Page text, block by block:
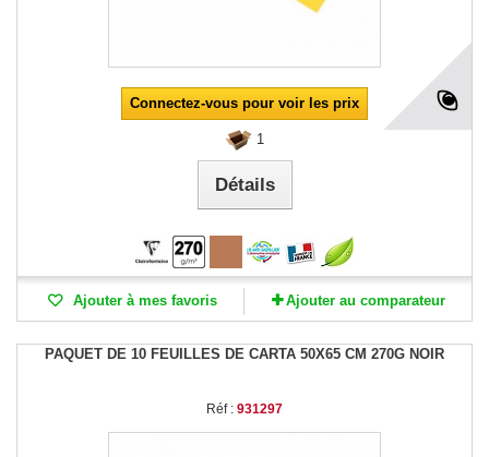
Connectez-vous pour voir les prix
1
Détails
Ajouter à mes favoris Ajouter au comparateur
PAQUET DE 10 FEUILLES DE CARTA 50X65 CM 270G NOIR
Réf : 931297